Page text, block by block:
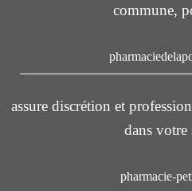
commune,
assure discrétion et
dans votre
pharmacie-